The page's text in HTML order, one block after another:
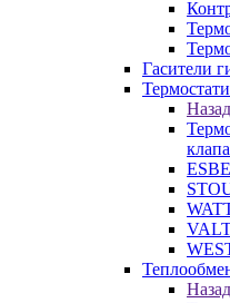
Гасители
Назад
ESBE
Назад